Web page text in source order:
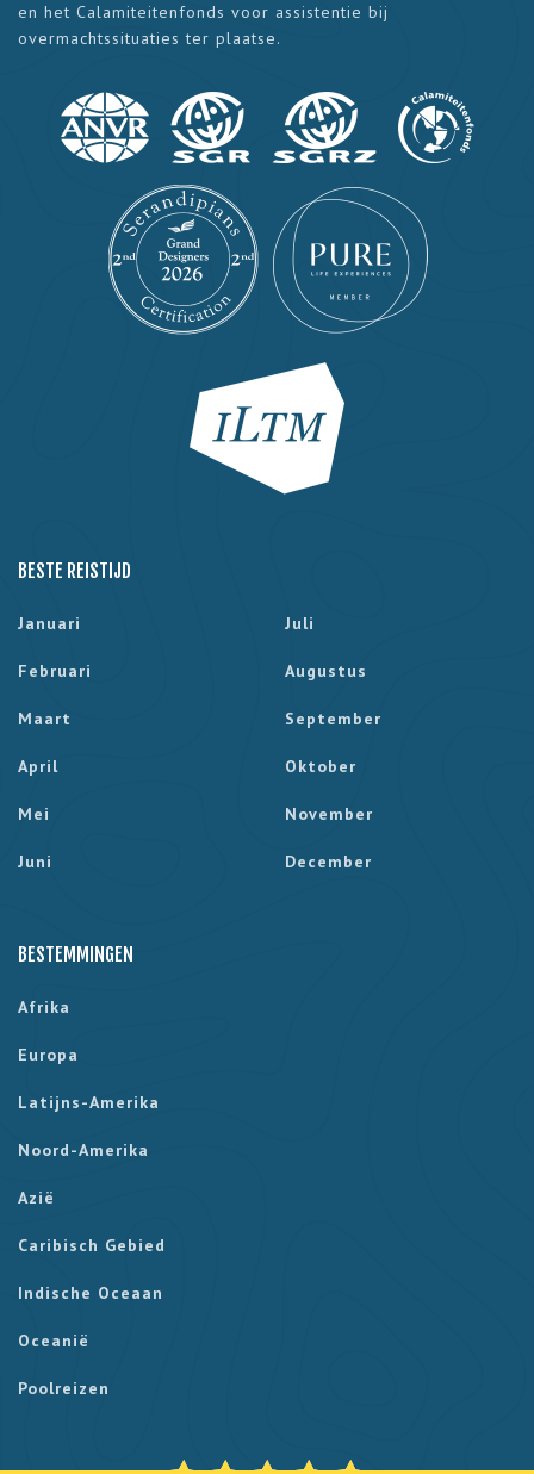
en het Calamiteitenfonds voor assistentie bij
overmachtssituaties ter plaatse.
BESTE REISTIJD
Januari
Februari
Maart
April
Mei
Juni
Juli
Augustus
September
Oktober
November
December
BESTEMMINGEN
Afrika
Europa
Latijns-Amerika
Noord-Amerika
Azië
Caribisch Gebied
Indische Oceaan
Oceanië
Poolreizen